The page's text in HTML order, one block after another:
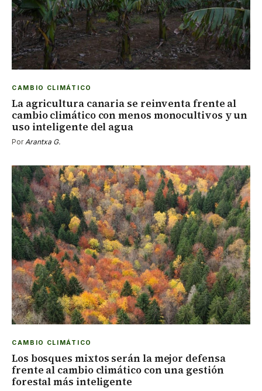
CAMBIO CLIMÁTICO
La agricultura canaria se reinventa frente al
cambio climático con menos monocultivos y un
uso inteligente del agua
Por Arantxa G.
CAMBIO CLIMÁTICO
Los bosques mixtos serán la mejor defensa
frente al cambio climático con una gestión
forestal más inteligente